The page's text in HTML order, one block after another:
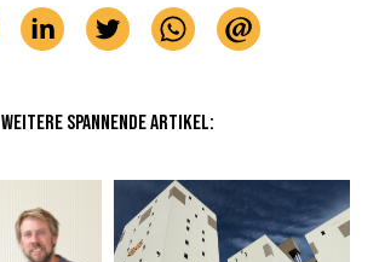
WEITERE SPANNENDE ARTIKEL: